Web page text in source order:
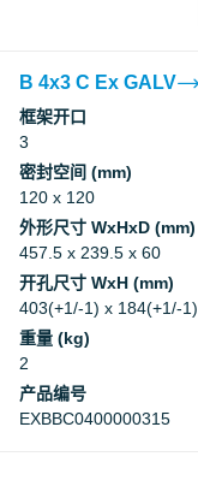
B 4x3 C Ex GALV
框架开口
3
密封空间 (mm)
120 x 120
外形尺寸 WxHxD (mm)
457.5 x 239.5 x 60
开孔尺寸 WxH (mm)
403(+1/-1) x 184(+1/-1)
重量 (kg)
2
产品编号
EXBBC0400000315